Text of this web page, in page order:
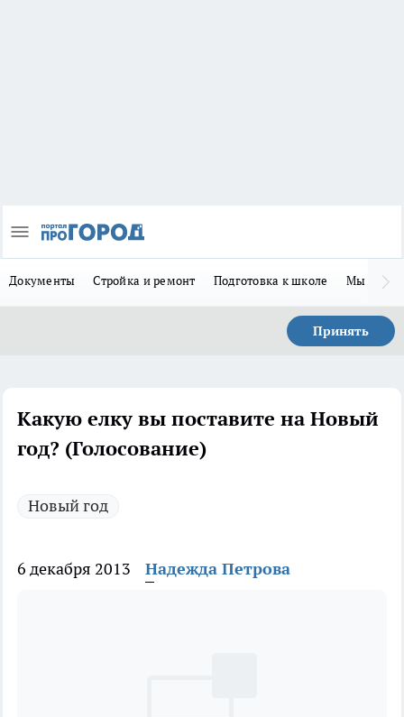
Документы Стройка и ремонт Подготовка к школе Мы в MAX
Принять
Какую елку вы поставите на Новый
год? (Голосование)
Новый год
6 декабря 2013 Надежда Петрова